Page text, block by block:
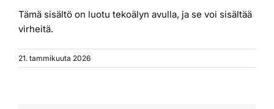
Tämä sisältö on luotu tekoälyn avulla, ja se voi sisältää
virheitä.
21. tammikuuta 2026